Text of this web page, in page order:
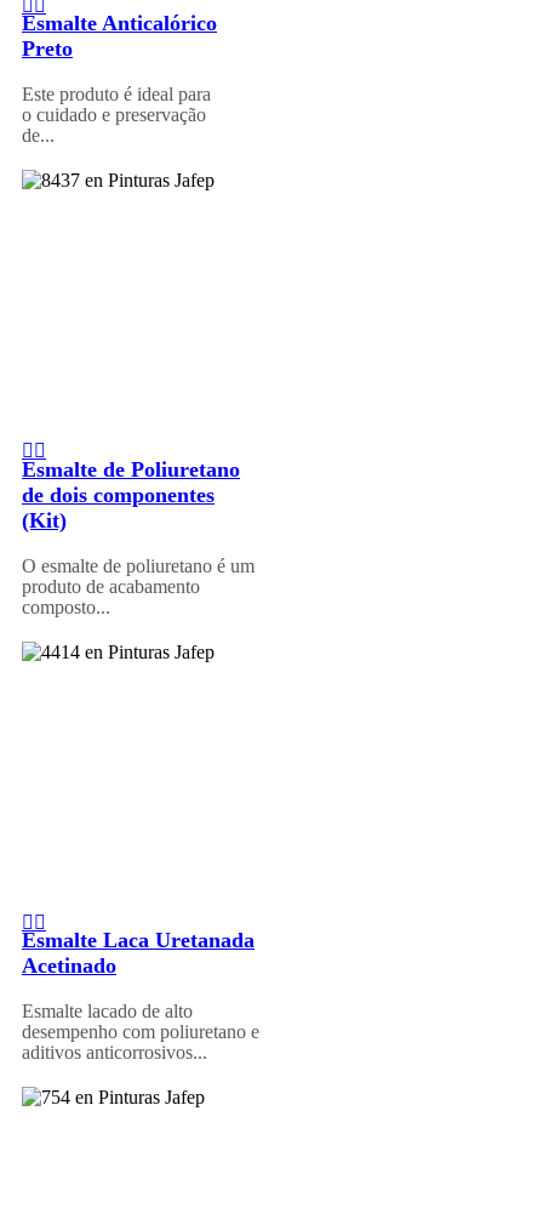
Esmalte Anticalórico
Preto
Este produto é ideal para
o cuidado e preservação
de...
Esmalte de Poliuretano
de dois componentes
(Kit)
O esmalte de poliuretano é um
produto de acabamento
composto...
Esmalte Laca Uretanada
Acetinado
Esmalte lacado de alto
desempenho com poliuretano e
aditivos anticorrosivos...